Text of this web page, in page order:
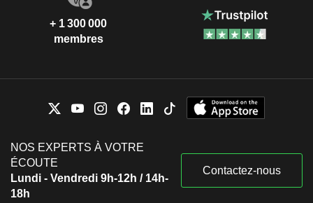
+ 1 300 000
membres
NOS EXPERTS À VOTRE
ÉCOUTE
Lundi - Vendredi 9h-12h / 14h-
18h
Contactez-nous